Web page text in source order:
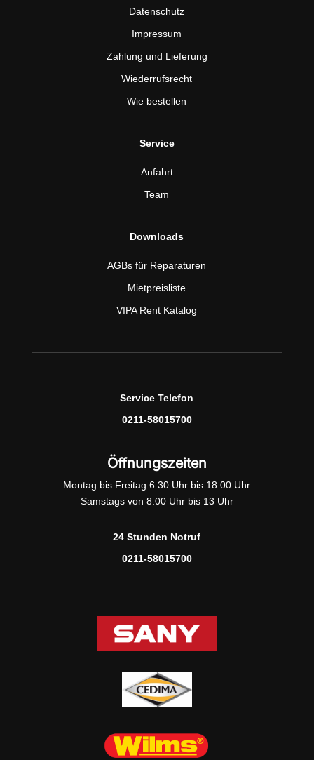
Datenschutz
Impressum
Zahlung und Lieferung
Wiederrufsrecht
Wie bestellen
Service
Anfahrt
Team
Downloads
AGBs für Reparaturen
Mietpreisliste
VIPA Rent Katalog
Service Telefon
0211-58015700
Öffnungszeiten
Montag bis Freitag 6:30 Uhr bis 18:00 Uhr
Samstags von 8:00 Uhr bis 13 Uhr
24 Stunden Notruf
0211-58015700